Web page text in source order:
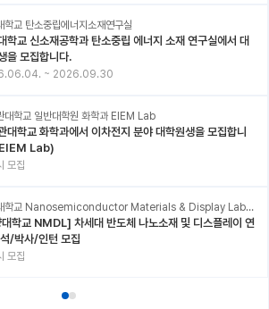
학교 탄소중립에너지소재연구실
학교 신소재공학과 탄소중립 에너지 소재 연구실에서 대
을 모집합니다.
~ 2026.09.30
대학교 일반대학원 화학과 EIEM Lab
대학교 화학과에서 이차전지 분야 대학원생을 모집합니
Lab)
모집
한양대학교 Nanosemiconductor Materials & Display Laboratory
학교 NMDL] 차세대 반도체 나노소재 및 디스플레이 연
/박사/인턴 모집
모집